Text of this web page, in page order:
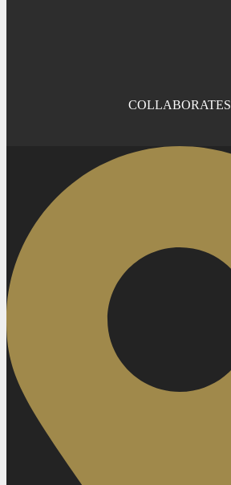
COLLABORATES